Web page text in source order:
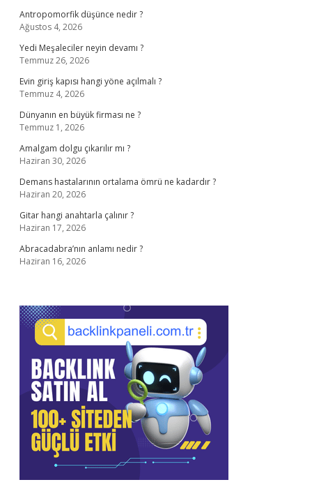
Antropomorfik düşünce nedir ?
Ağustos 4, 2026
Yedi Meşaleciler neyin devamı ?
Temmuz 26, 2026
Evin giriş kapısı hangi yöne açılmalı ?
Temmuz 4, 2026
Dünyanın en büyük firması ne ?
Temmuz 1, 2026
Amalgam dolgu çıkarılır mı ?
Haziran 30, 2026
Demans hastalarının ortalama ömrü ne kadardır ?
Haziran 20, 2026
Gitar hangi anahtarla çalınır ?
Haziran 17, 2026
Abracadabra’nın anlamı nedir ?
Haziran 16, 2026